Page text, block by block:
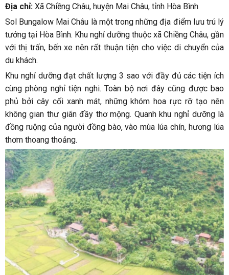
Địa chỉ: Xã Chiềng Châu, huyện Mai Châu, tỉnh Hòa Bình
Sol Bungalow Mai Châu là một trong những địa điểm lưu trú lý
tưởng tại Hòa Bình. Khu nghỉ dưỡng thuộc xã Chiềng Châu, gần
với thị trấn, bến xe nên rất thuận tiện cho việc di chuyển của
du khách.
Khu nghỉ dưỡng đạt chất lượng 3 sao với đầy đủ các tiện ích
cùng phòng nghỉ tiện nghi. Toàn bộ nơi đây cũng được bao
phủ bởi cây cối xanh mát, những khóm hoa rực rỡ tạo nên
không gian thư giãn đầy thơ mộng. Quanh khu nghỉ dưỡng là
đồng ruộng của người đồng bào, vào mùa lúa chín, hương lúa
thơm thoang thoảng.